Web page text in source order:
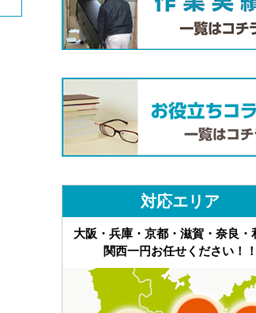
対応エリア
大阪・兵庫・京都・滋賀・奈良・
関西一円お任せください！！